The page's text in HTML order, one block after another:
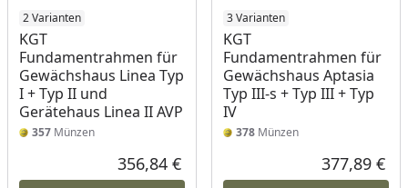
2 Varianten
KGT
Fundamentrahmen für
Gewächshaus Linea Typ
I + Typ II und
Gerätehaus Linea II AVP
357 Münzen
Aktueller Preis
356,84 €
3 Varianten
KGT
Fundamentrahmen für
Gewächshaus Aptasia
Typ III-s + Typ III + Typ
IV
378Münzen
377,89 €